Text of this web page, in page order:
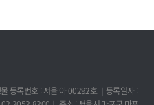
등록번호 : 서울 아 00292호
등록일자 :